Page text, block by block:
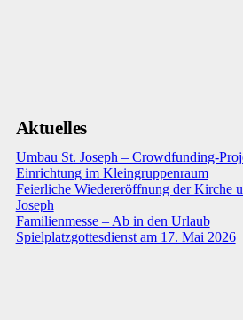
Aktuelles
Umbau St. Joseph – Crowdfunding-
Einrichtung im Kleingruppenraum
Feierliche Wiedereröffnung der Kirche
Joseph
Familienmesse – Ab in den Urlaub
Spielplatzgottesdienst am 17. Mai 2026